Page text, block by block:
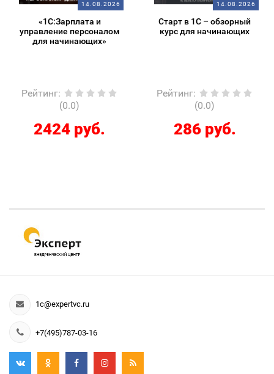
14.08.2026
«1С:Зарплата и
управление персоналом
для начинающих»
Рейтинг:
(0.0)
2424 руб.
14.08.2026
Старт в 1С – обзорный
курс для начинающих
Рейтинг:
(0.0)
286 руб.
1c@expertvc.ru
+7(495)787-03-16